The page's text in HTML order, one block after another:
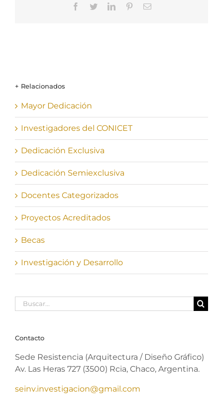
Facebook
TwitterLinkedInPinterestCorreo
+ Relacionados
Mayor Dedicación
Investigadores del CONICET
Dedicación Exclusiva
Dedicación Semiexclusiva
Docentes Categorizados
Proyectos Acreditados
Becas
Investigación y Desarrollo
Buscar:
Contacto
Sede Resistencia (Arquitectura / Diseño Gráfico)
Av. Las Heras 727 (3500) Rcia, Chaco, Argentina.
seinv.investigacion@gmail.com